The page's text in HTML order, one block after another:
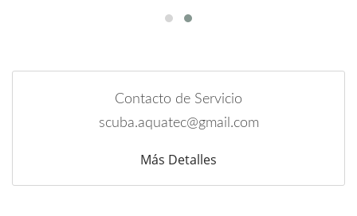
Contacto de Servicio
scuba.aquatec@gmail.com
Más Detalles